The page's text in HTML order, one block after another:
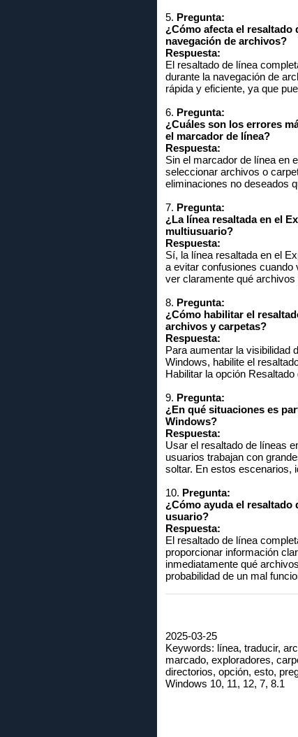
5. Pregunta:
¿Cómo afecta el
navegación de archivos?
Respuesta:
El resaltado de línea
durante la navegación de
rápida y eficiente, ya que
6. Pregunta:
¿Cuáles son los errores
el marcador de línea?
Respuesta:
Sin el marcador de línea en
seleccionar archivos o
eliminaciones no deseados
7. Pregunta:
¿La línea resaltada en el
multiusuario?
Respuesta:
Sí, la línea resaltada en el
a evitar confusiones
ver claramente qué
8. Pregunta:
¿Cómo habilitar el
archivos y carpetas?
Respuesta:
Para aumentar la visibilidad
Windows, habilite el
Habilitar la opción
9. Pregunta:
¿En qué situaciones es
Windows?
Respuesta:
Usar el resaltado de líneas
usuarios trabajan con
soltar. En estos escenarios,
10. Pregunta:
¿Cómo ayuda el
usuario?
Respuesta:
El resaltado de línea
proporcionar información
inmediatamente qué
probabilidad de un mal
2025-03-25
Keywords: línea, traducir,
marcado, exploradores,
directorios, opción, esto,
Windows 10, 11, 12, 7, 8.1